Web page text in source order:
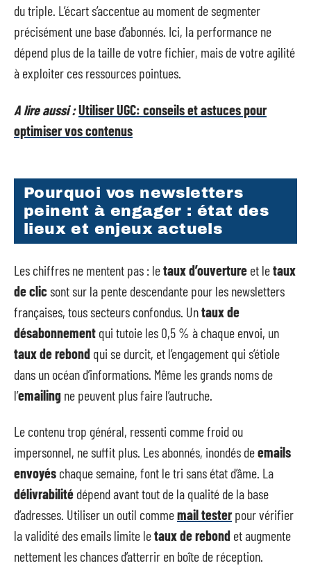
du triple. L’écart s’accentue au moment de segmenter
précisément une base d’abonnés. Ici, la performance ne
dépend plus de la taille de votre fichier, mais de votre agilité
à exploiter ces ressources pointues.
A lire aussi :Utiliser UGC: conseils et astuces pour
optimiser vos contenus
Pourquoi vos newsletters
peinent à engager : état des
lieux et enjeux actuels
Les chiffres ne mentent pas : letaux d’ouverture et letaux
de clicsont sur la pente descendante pour les newsletters
françaises, tous secteurs confondus. Untaux de
désabonnement qui tutoie les 0,5 % à chaque envoi, un
taux de rebond qui se durcit, et l’engagement qui s’étiole
dans un océan d’informations. Même les grands noms de
l’emailing ne peuvent plus faire l’autruche.
Le contenu trop général, ressenti comme froid ou
impersonnel, ne suffit plus. Les abonnés, inondés deemails
envoyés chaque semaine, font le tri sans état d’âme. La
délivrabilité dépend avant tout de la qualité de la base
d’adresses. Utiliser un outil commemail testerpour vérifier
la validité des emails limite letaux de rebond et augmente
nettement les chances d’atterrir en boîte de réception.